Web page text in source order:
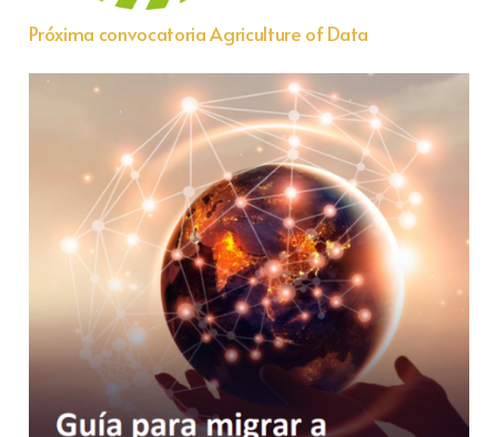
Próxima convocatoria Agriculture of Data